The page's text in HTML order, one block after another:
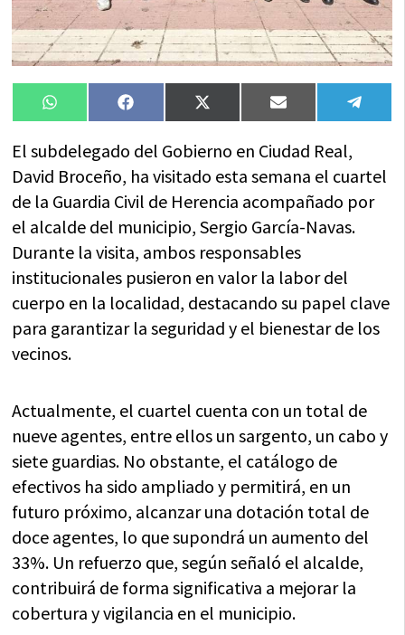
Compartir
en
WhatsAppCompartir
en
FacebookCompartir
en
X
(Twitter)
Compartir
en
Email
en
El subdelegado del Gobierno en Ciudad Real,
David Broceño, ha visitado esta semana el cuartel
de la Guardia Civil de Herencia acompañado por
el alcalde del municipio, Sergio García-Navas.
Durante la visita, ambos responsables
institucionales pusieron en valor la labor del
cuerpo en la localidad, destacando su papel clave
para garantizar la seguridad y el bienestar de los
vecinos.
Actualmente, el cuartel cuenta con un total de
nueve agentes, entre ellos un sargento, un cabo y
siete guardias. No obstante, el catálogo de
efectivos ha sido ampliado y permitirá, en un
futuro próximo, alcanzar una dotación total de
doce agentes, lo que supondrá un aumento del
33%. Un refuerzo que, según señaló el alcalde,
contribuirá de forma significativa a mejorar la
cobertura y vigilancia en el municipio.